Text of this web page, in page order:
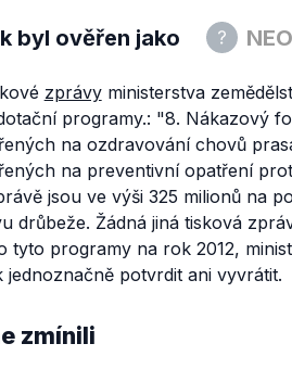
byl ověřen jako
zprávyministerstva
programy.: "8. Nákazový
na ozdravování chovů
na preventivní opatření
jsou ve výši 325 milionů na
drůbeže. Žádná jiná tisková
tyto programy na rok 2012,
jednoznačně potvrdit ani vyvrátit.
zmínili